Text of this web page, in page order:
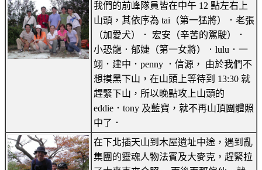
我們的前峰隊員皆在中午 12 點左右上
山頭，其依序為 tai（第一猛將）．老張
（加愛犬）． 宏安（辛苦的駕駛）．
小恐龍．郁婕（第一女將）．lulu．一
翊．建中．penny ．信源， 由於我們不
想摸黑下山，在山頭上等待到 13:30 就
趕緊下山，所以晚點攻上山頭的
eddie．tony 及藍寶，就不再山頂團體照
中了．
在下北插天山到木屋遺址中途，遇到亂
集團的靈魂人物法賓及大麥克，趕緊拉